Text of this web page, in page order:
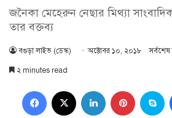
জনৈকা মেহেরুন নেছার মিথ্যা
তার বক্তব্য
বগুড়া লাইভ (ডেস্ক) অক্টোবর ১০, ২০১৮
২ minutes read
Facebook LinkedIn Pinterest